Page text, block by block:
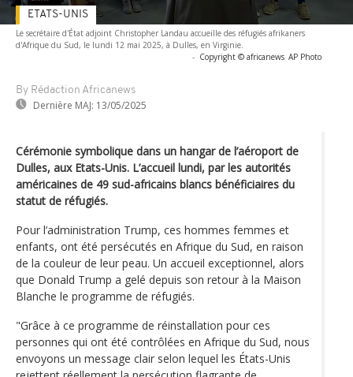
Le secrétaire d'État adjoint Christopher Landau accueille des réfugiés afrikaners
d'Afrique du Sud, le lundi 12 mai 2025, à Dulles, en Virginie.
- Copyright © africanews AP Photo
By Rédaction Africanews
Dernière MAJ: 13/05/2025
ETATS-UNIS
Cérémonie symbolique dans un hangar de l’aéroport de
Dulles, aux Etats-Unis. L’accueil lundi, par les autorités
américaines de 49 sud-africains blancs bénéficiaires du
statut de réfugiés.
Pour l’administration Trump, ces hommes femmes et
enfants, ont été persécutés en Afrique du Sud, en raison
de la couleur de leur peau. Un accueil exceptionnel, alors
que Donald Trump a gelé depuis son retour à la Maison
Blanche le programme de réfugiés.
"Grâce à ce programme de réinstallation pour ces
personnes qui ont été contrôlées en Afrique du Sud, nous
envoyons un message clair selon lequel les États-Unis